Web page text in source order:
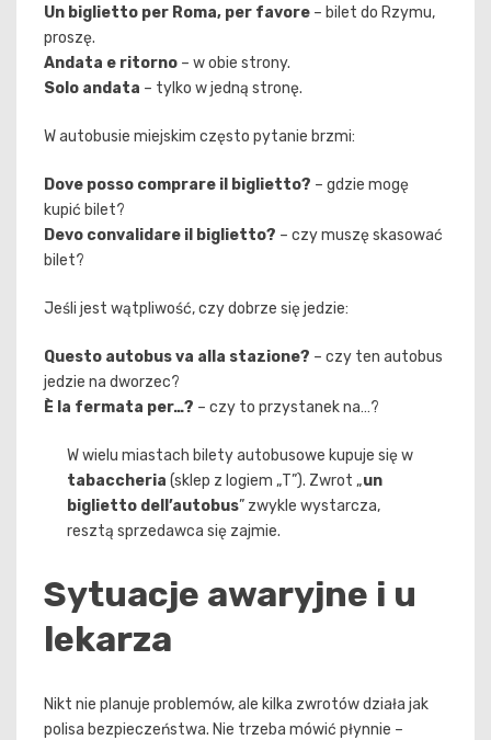
Un biglietto per Roma, per favore – bilet do Rzymu,
proszę.
Andata e ritorno – w obie strony.
Solo andata – tylko w jedną stronę.
W autobusie miejskim często pytanie brzmi:
Dove posso comprare il biglietto? – gdzie mogę
kupić bilet?
Devo convalidare il biglietto? – czy muszę skasować
bilet?
Jeśli jest wątpliwość, czy dobrze się jedzie:
Questo autobus va alla stazione? – czy ten autobus
jedzie na dworzec?
È la fermata per…? – czy to przystanek na…?
W wielu miastach bilety autobusowe kupuje się w
tabaccheria (sklep z logiem „T”). Zwrot „un
biglietto dell’autobus” zwykle wystarcza,
resztą sprzedawca się zajmie.
Sytuacje awaryjne i u
lekarza
Nikt nie planuje problemów, ale kilka zwrotów działa jak
polisa bezpieczeństwa. Nie trzeba mówić płynnie –